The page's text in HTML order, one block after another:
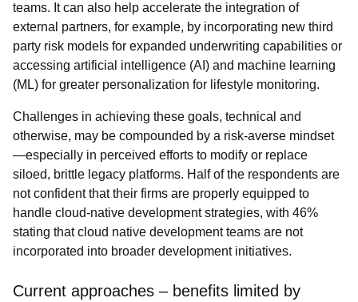
teams. It can also help accelerate the integration of
external partners, for example, by incorporating new third
party risk models for expanded underwriting capabilities or
accessing artificial intelligence (AI) and machine learning
(ML) for greater personalization for lifestyle monitoring.
Challenges in achieving these goals, technical and
otherwise, may be compounded by a risk-averse mindset
—especially in perceived efforts to modify or replace
siloed, brittle legacy platforms. Half of the respondents are
not confident that their firms are properly equipped to
handle cloud-native development strategies, with 46%
stating that cloud native development teams are not
incorporated into broader development initiatives.
Current approaches – benefits limited by